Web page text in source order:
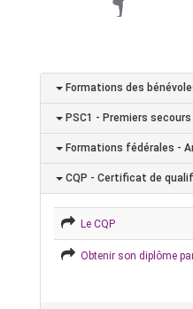
Formations des
PSC1 - Premiers secours
Formations fédérales -
CQP - Certificat de
Le CQP
Obtenir son diplôme